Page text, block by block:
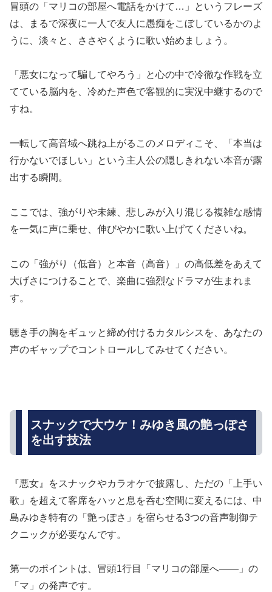
冒頭の「マリコの部屋へ電話をかけて…」というフレーズ
は、まるで深夜に一人で友人に愚痴をこぼしているかのよ
うに、淡々と、ささやくように歌い始めましょう。
「悪女になって騙してやろう」と心の中で冷徹な作戦を立
てている脳内を、冷めた声色で客観的に実況中継するので
すね。
一転して高音域へ跳ね上がるこのメロディこそ、「本当は
行かないでほしい」という主人公の隠しきれない本音が露
出する瞬間。
ここでは、強がりや未練、悲しみが入り混じる複雑な感情
を一気に声に乗せ、伸びやかに歌い上げてくださいね。
この「強がり（低音）と本音（高音）」の高低差をあえて
大げさにつけることで、楽曲に強烈なドラマが生まれま
す。
聴き手の胸をギュッと締め付けるカタルシスを、あなたの
声のギャップでコントロールしてみせてください。
スナックで大ウケ！みゆき風の艶っぽさ
を出す技法
『悪女』をスナックやカラオケで披露し、ただの「上手い
歌」を超えて客席をハッと息を呑む空間に変えるには、中
島みゆき特有の「艶っぽさ」を宿らせる3つの音声制御テ
クニックが必要なんです。
第一のポイントは、冒頭1行目「マリコの部屋へ――」の
「マ」の発声です。